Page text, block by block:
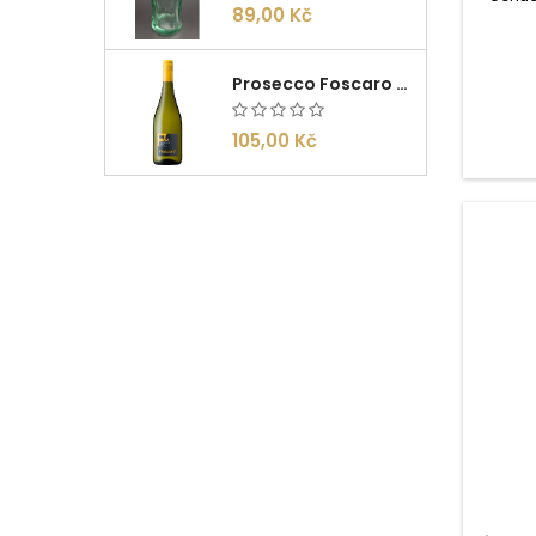
89,00 Kč
Prosecco Foscaro Frizzante DOC 0,75l
105,00 Kč
a